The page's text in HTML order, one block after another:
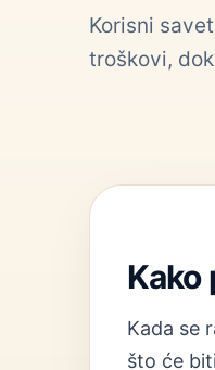
Korisni
troškovi,
Kako
Kada se
što će